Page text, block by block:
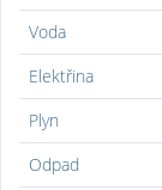
Voda
Elektřina
Plyn
Odpad